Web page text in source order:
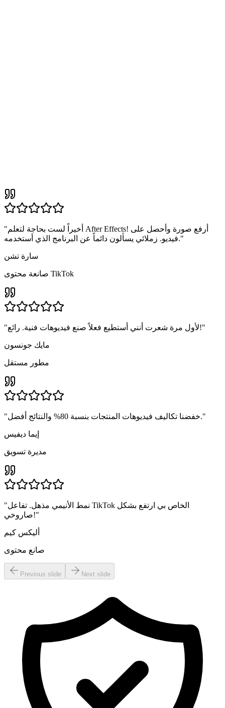
"أخيراً لست بحاجة لتعلم After Effects! أرفع صورة وأحصل على
فيديو. زملائي يسألون دائماً عن البرنامج الذي أستخدمه."
سارة تشن
صانعة محتوى TikTok
" لأول مرة شعرت أنني أستطيع فعلاً صنع فيديوهات فنية. رائع!"
مايك جونسون
مطور مستقل
" خفضنا تكاليف فيديوهات المنتجات بنسبة 80% والنتائج أفضل."
إيما ديفيس
مديرة تسويق
"نمط الأنيمي مذهل. تفاعل TikTok الخاص بي ارتفع بشكل
صاروخي!"
أليكس كيم
صانع محتوى
Previous slide Next slide